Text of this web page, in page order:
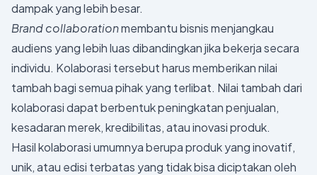
dampak yang lebih besar.
Brand collaborationmembantu bisnis menjangkau
audiens yang lebih luas dibandingkan jika bekerja secara
individu. Kolaborasi tersebut harus memberikan nilai
tambah bagi semua pihak yang terlibat. Nilai tambah dari
kolaborasi dapat berbentuk peningkatan penjualan,
kesadaran merek, kredibilitas, atau inovasi produk.
Hasil kolaborasi umumnya berupa produk yang inovatif,
unik, atau edisi terbatas yang tidak bisa diciptakan oleh